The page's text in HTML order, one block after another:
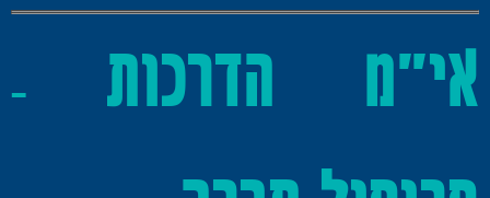
אי"מ הדרכות –